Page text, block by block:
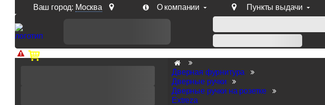
Ваш город: Москва О компании Пункты выдачи
Доп. скидка от цен на сайте 7% при заказе от 50 тыс. руб продукции Venezia,
Дверная фурнитура
Дверные ручки
Дверные ручки на розетке
Extreza